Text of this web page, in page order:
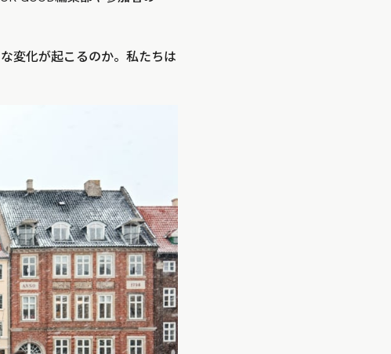
変化が起こるのか。私たちは